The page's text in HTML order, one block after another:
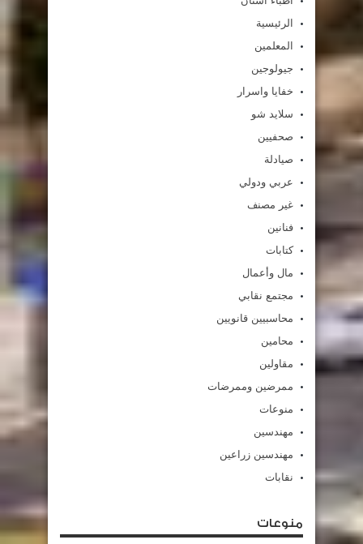
الرئيسية
المعلمين
جيولوجين
خفايا واسرار
سلايد شو
صحفيين
صيادلة
عربي ودولي
غير مصنف
فنانين
كتابات
مال وأعمال
مجتمع نقابي
محاسبيين قانويين
محامين
مقاولين
ممرضين وممرضات
منوعات
مهندسين
مهندسين زراعين
نقابات
منوعات